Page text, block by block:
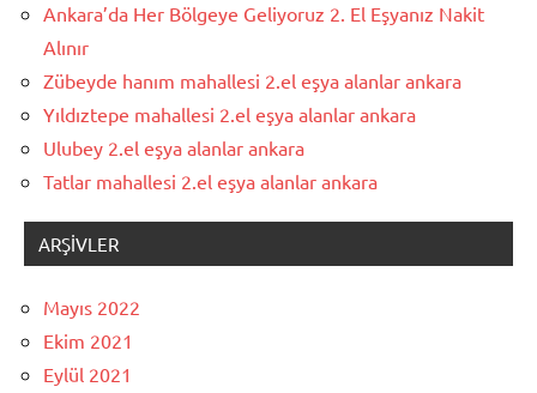
Ankara’da Her Bölgeye Geliyoruz 2. El Eşyanız Nakit
Alınır
Zübeyde hanım mahallesi 2.el eşya alanlar ankara
Yıldıztepe mahallesi 2.el eşya alanlar ankara
Ulubey 2.el eşya alanlar ankara
Tatlar mahallesi 2.el eşya alanlar ankara
ARŞIVLER
Mayıs 2022
Ekim 2021
Eylül 2021